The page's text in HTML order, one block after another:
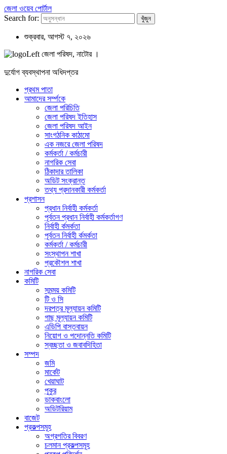
জেলা ওয়েব পোর্টাল
Search for:
শুক্রবার, আগস্ট ৭, ২০২৬
জেলা পরিষদ, নাটোর ।
দুর্যোগ ব্যবস্থাপনা অধিদপ্তর
প্রথম পাতা
আমাদের সর্ম্পকে
জেলা পরিচিতি
জেলা পরিষদ ইতিহাস
জেলা পরিষদ আইন
সাংগঠনিক কাঠামো
এক নজরে জেলা পরিষদ
কর্মকর্তা / কর্মচারী
নাগরিক সেবা
ঠিকাদার তালিকা
অডিট সংক্রান্ত
তথ্য প্রদানকারী কর্মকর্তা
প্রশাসন
প্রধান নির্বাহী কর্মকর্তা
পূর্বতন প্রধান নির্বাহী কর্মকর্তাগণ
নির্বাহী র্কমর্কতা
পূর্বতন নির্বাহী র্কমর্কতা
কর্মকর্তা / কর্মচারী
সংস্থাপন শাখা
প্রকৌশল শাখা
নাগরিক সেবা
কমিটি
সমন্ময় কমিটি
টি ও সি
দরপত্র মূল্যায়ন কমিটি
গাছ মূল্যায়ন কমিটি
এডিপি বাস্তবায়ন
নিয়োগ ও পদোন্নতি কমিটি
স্বচ্ছতা ও জবাবদিহিতা
সম্পদ
জমি
মার্কেট
খেয়াঘাট
পুকুর
ডাকবাংলো
অডিটরিয়াম
বাজেট
প্রকল্পসমূহ
অগ্রগতির বিবরণ
চলমান প্রকল্পসমূহ